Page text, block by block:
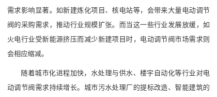
需求影响显著。如新建炼化项目、核电站等，会带来大量电动调节
阀的采购需求，推动行业规模扩张。而当这一些行业发展放缓，如
火电行业受新能源挤压而减少新建项目时，电动调节阀市场需求则
会相应缩减。
随着城市化进程加快，水处理与供水、楼宇自动化等行业对电
动调节阀需求持续增长。城市污水处理厂的提标改造、智能建筑的